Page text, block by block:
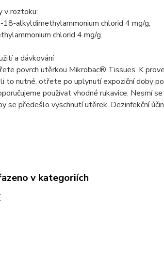
v roztoku:
alkyldimethylammonium chlorid 4 mg/g;
chlorid 4 mg/g.
a dávkování
povrch utěrkou Mikrobac® Tissues. K
to nutné, otřete po uplynutí expoziční doby
používat vhodné rukavice. Nesmí
se předešlo vyschnutí utěrek. Dezinfekční
v kategoriích